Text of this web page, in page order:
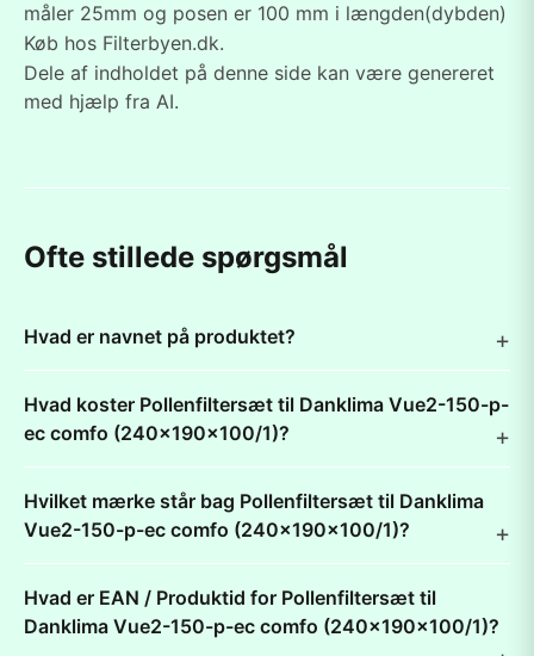
måler 25mm og posen er 100 mm i længden(dybden)
Køb hos Filterbyen.dk.
Dele af indholdet på denne side kan være genereret
med hjælp fra AI.
Ofte stillede spørgsmål
Hvad er navnet på produktet?
Hvad koster Pollenfiltersæt til Danklima Vue2-150-p-
ec comfo (240x190x100/1)?
Hvilket mærke står bag Pollenfiltersæt til Danklima
Vue2-150-p-ec comfo (240x190x100/1)?
Hvad er EAN / Produktid for Pollenfiltersæt til
Danklima Vue2-150-p-ec comfo (240x190x100/1)?